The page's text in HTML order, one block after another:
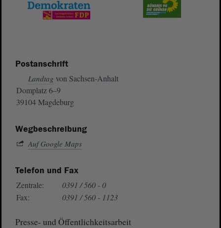
Postanschrift
Landtag von Sachsen-Anhalt
Domplatz 6–9
39104 Magdeburg
Wegbeschreibung
Auf Google Maps
Telefon und Fax
Zentrale:
0391 / 560 - 0
Fax:
0391 / 560 - 1123
Presse- und Öffentlichkeitsarbeit